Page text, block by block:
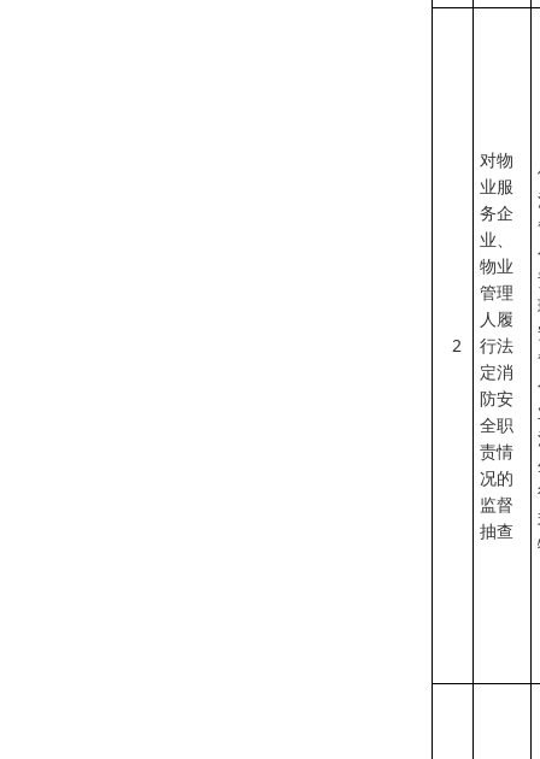
2
对物
业服
务企
业、
物业
管理
人履
行法
定消
防安
全职
责情
况的
监督
抽查